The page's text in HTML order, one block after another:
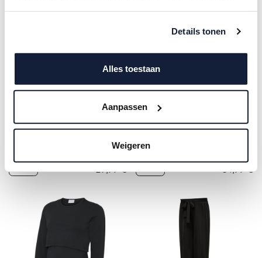
Details tonen
Alles toestaan
Aanpassen
Weigeren
Mamalicious | T-shirt Fenia
29,99€
Mamalicious | Jumpsuit
Lucy Navy Blazer
54,99€